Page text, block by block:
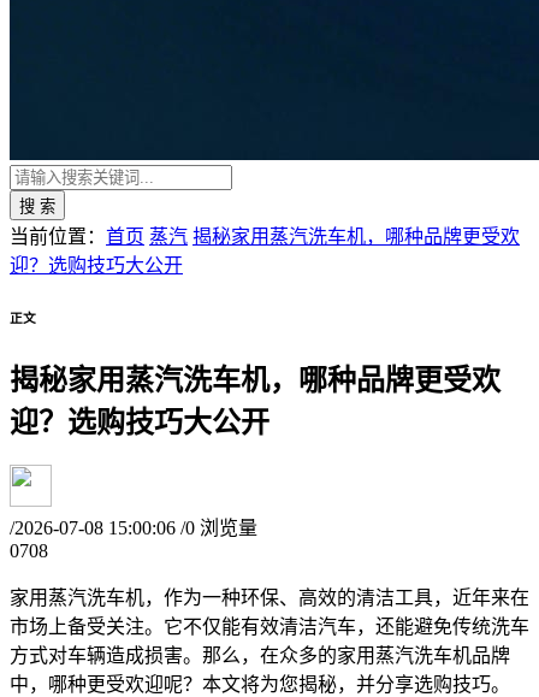
搜 索
当前位置： 首页 蒸汽 揭秘家用蒸汽洗车机，哪种品牌更受欢
迎？选购技巧大公开
正文
揭秘家用蒸汽洗车机，哪种品牌更受欢
迎？选购技巧大公开
/2026-07-08 15:00:06 /0 浏览量
0708
家用蒸汽洗车机，作为一种环保、高效的清洁工具，近年来在
市场上备受关注。它不仅能有效清洁汽车，还能避免传统洗车
方式对车辆造成损害。那么，在众多的家用蒸汽洗车机品牌
中，哪种更受欢迎呢？本文将为您揭秘，并分享选购技巧。